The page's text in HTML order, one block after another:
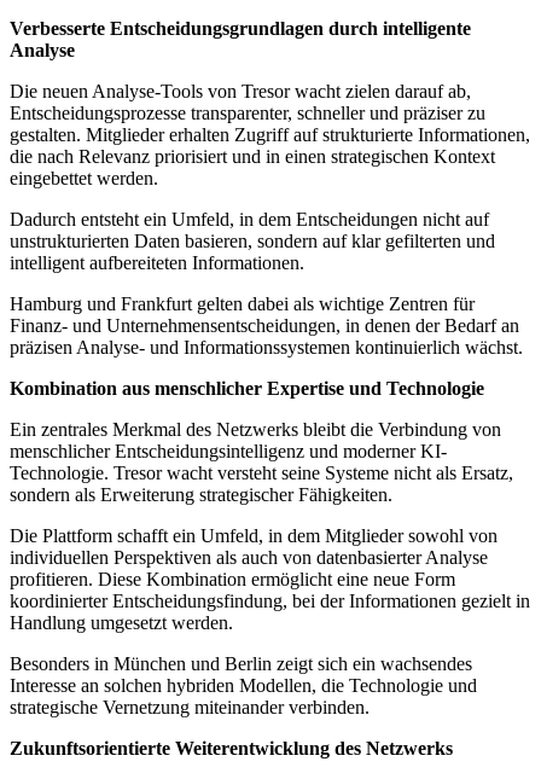
Verbesserte Entscheidungsgrundlagen durch intelligente
Analyse
Die neuen Analyse-Tools von Tresor wacht zielen darauf ab,
Entscheidungsprozesse transparenter, schneller und präziser zu
gestalten. Mitglieder erhalten Zugriff auf strukturierte Informationen,
die nach Relevanz priorisiert und in einen strategischen Kontext
eingebettet werden.
Dadurch entsteht ein Umfeld, in dem Entscheidungen nicht auf
unstrukturierten Daten basieren, sondern auf klar gefilterten und
intelligent aufbereiteten Informationen.
Hamburg und Frankfurt gelten dabei als wichtige Zentren für
Finanz- und Unternehmensentscheidungen, in denen der Bedarf an
präzisen Analyse- und Informationssystemen kontinuierlich wächst.
Kombination aus menschlicher Expertise und Technologie
Ein zentrales Merkmal des Netzwerks bleibt die Verbindung von
menschlicher Entscheidungsintelligenz und moderner KI-
Technologie. Tresor wacht versteht seine Systeme nicht als Ersatz,
sondern als Erweiterung strategischer Fähigkeiten.
Die Plattform schafft ein Umfeld, in dem Mitglieder sowohl von
individuellen Perspektiven als auch von datenbasierter Analyse
profitieren. Diese Kombination ermöglicht eine neue Form
koordinierter Entscheidungsfindung, bei der Informationen gezielt in
Handlung umgesetzt werden.
Besonders in München und Berlin zeigt sich ein wachsendes
Interesse an solchen hybriden Modellen, die Technologie und
strategische Vernetzung miteinander verbinden.
Zukunftsorientierte Weiterentwicklung des Netzwerks